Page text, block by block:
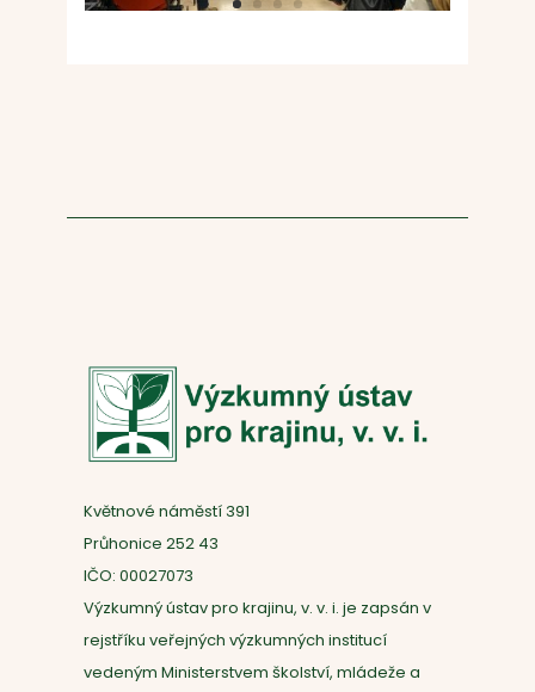
Květnové náměstí 391
Průhonice 252 43
IČO: 00027073
Výzkumný ústav pro krajinu, v. v. i. je zapsán v
rejstříku veřejných výzkumných institucí
vedeným Ministerstvem školství, mládeže a